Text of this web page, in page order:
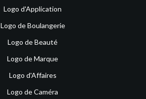
Logo d'Application
Logo de Boulangerie
Logo de Beauté
Logo de Marque
Logo d'Affaires
Logo de Caméra